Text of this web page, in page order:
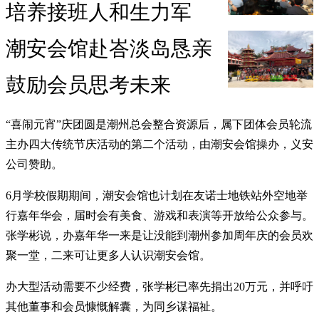
培养接班人和生力军
潮安会馆赴峇淡岛恳亲
鼓励会员思考未来
“喜闹元宵”庆团圆是潮州总会整合资源后，属下团体会员轮流
主办四大传统节庆活动的第二个活动，由潮安会馆操办，义安
公司赞助。
6月学校假期期间，潮安会馆也计划在友诺士地铁站外空地举
行嘉年华会，届时会有美食、游戏和表演等开放给公众参与。
张学彬说，办嘉年华一来是让没能到潮州参加周年庆的会员欢
聚一堂，二来可让更多人认识潮安会馆。
办大型活动需要不少经费，张学彬已率先捐出20万元，并呼吁
其他董事和会员慷慨解囊，为同乡谋福祉。